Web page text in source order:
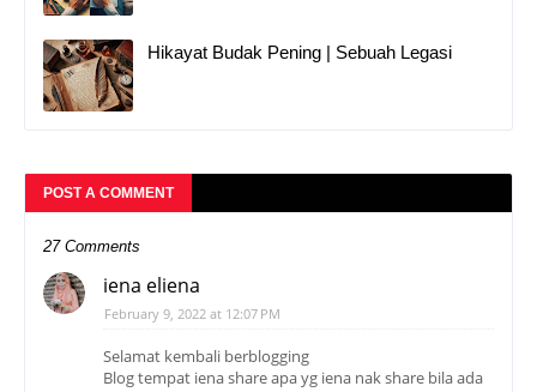
Hikayat Budak Pening | Sebuah Legasi
POST A COMMENT
27 Comments
iena eliena
February 9, 2022 at 12:07 PM
Selamat kembali berblogging
Blog tempat iena share apa yg iena nak share bila ada